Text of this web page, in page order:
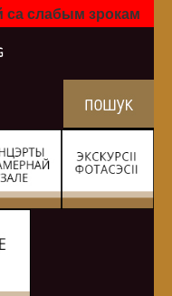
са слабым зрокам